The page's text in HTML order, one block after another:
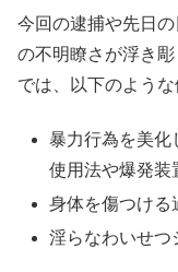
今回の逮捕や先日
の不明瞭さが浮き
では、以下のような
暴力行為を美化
使用法や爆発装
身体を傷つける
淫らなわいせつ